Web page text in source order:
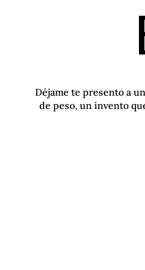
Déjame te presento a
de peso, un invento